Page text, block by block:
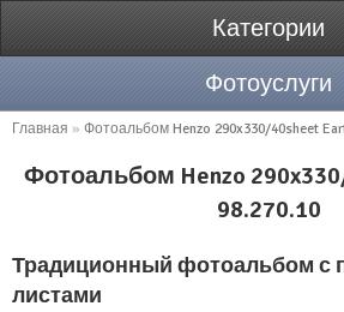
Категории
Фотоуслуги
Главная » Фотоальбом Henzo 290x330/40sheet
Фотоальбом Henzo
98.270.10
Традиционный фотоальбом с
листами